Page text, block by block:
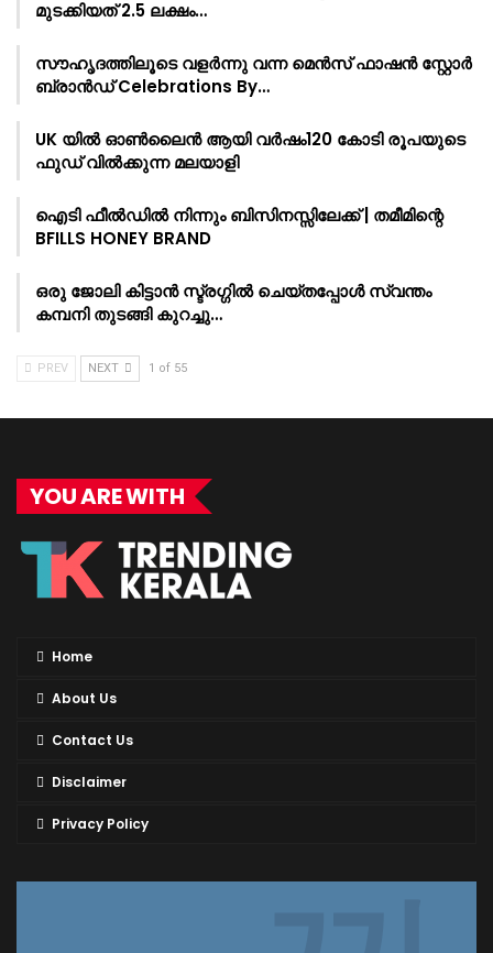
മുടക്കിയത് 2.5 ലക്ഷം…
സൗഹൃദത്തിലൂടെ വളർന്നു വന്ന മെൻസ് ഫാഷൻ സ്റ്റോർ
ബ്രാൻഡ് Celebrations By…
UK യിൽ ഓൺലൈൻ ആയി വർഷം120 കോടി രൂപയുടെ
ഫുഡ് വിൽക്കുന്ന മലയാളി
ഐടി ഫീൽഡിൽ നിന്നും ബിസിനസ്സിലേക്ക് | തമീമിന്റെ
BFILLS HONEY BRAND
ഒരു ജോലി കിട്ടാൻ സ്ട്രഗ്ഗിൽ ചെയ്തപ്പോൾ സ്വന്തം
കമ്പനി തുടങ്ങി കുറച്ചു…
PREV NEXT 1 of 55
YOU ARE WITH
Home
About Us
Contact Us
Disclaimer
Privacy Policy